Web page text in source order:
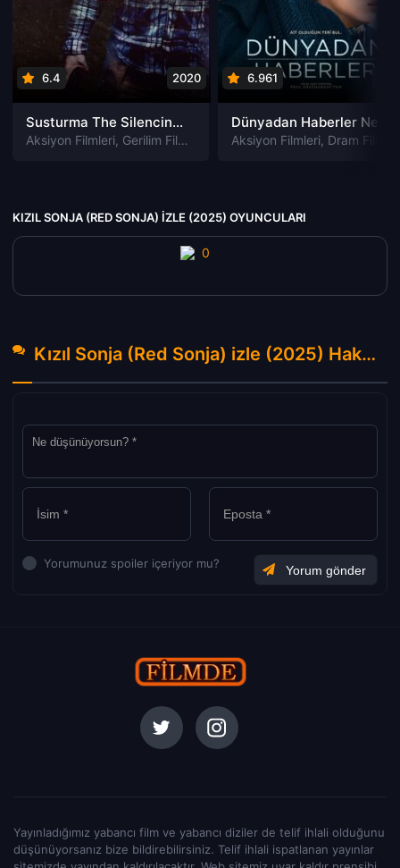
6.4 2020
Susturma The Silencing izle
Aksiyon Filmleri, Gerilim Filmleri Gizem Filmleri,Suç Filmleri
6.961
Aksiyon Filmleri, Dram Filmleri
KIZIL SONJA (RED SONJA) IZLE (2025) OYUNCULARI
Kızıl Sonja (Red Sonja) izle (2025) Hakkında Yorumlar
Yorumunuz spoiler içeriyor mu?
Yayınladığımız yabancı film ve yabancı diziler de telif ihlali olduğunu
düşünüyorsanız bize bildirebilirsiniz. Telif ihlali ispatlanan yayınlar